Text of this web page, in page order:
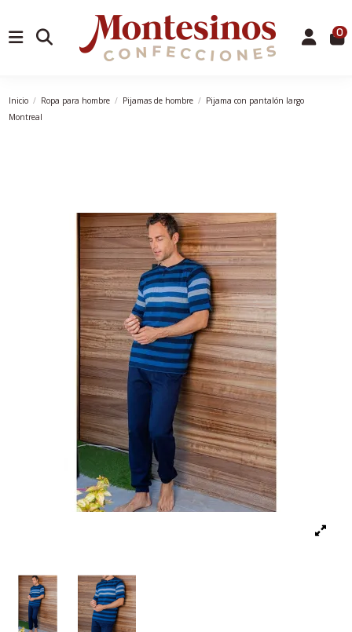
0
Inicio Ropa para hombre Pijamas de hombre
Pijama con pantalón largo
Montreal